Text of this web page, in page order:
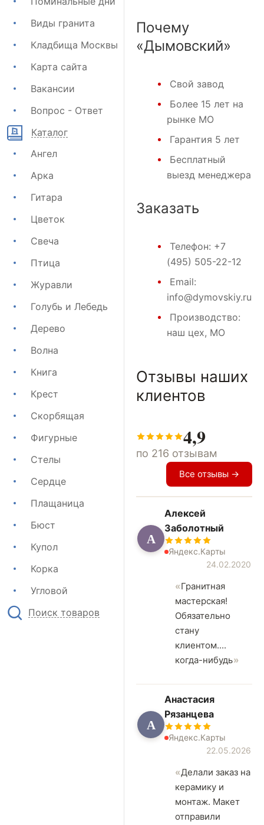
Виды гранита
Кладбища Москвы
Карта сайта
Вакансии
Вопрос - Ответ
Каталог
Ангел
Арка
Гитара
Цветок
Свеча
Птица
Журавли
Голубь и Лебедь
Дерево
Волна
Книга
Крест
Скорбящая
Фигурные
Стелы
Сердце
Плащаница
Бюст
Купол
Корка
Угловой
Поиск товаров
Почему
«Дымовский»
Свой завод
Более 15 лет на
рынке МО
Гарантия 5 лет
Бесплатный
выезд менеджера
Заказать
Телефон: +7
(495) 505-22-12
Email:
info@dymovskiy.ru
Производство:
наш цех, МО
Отзывы наших
клиентов
4,9
по 216 отзывам
Все отзывы →
А
Алексей
Заболотный
Яндекс.Карты
24.02.2020
Гранитная
мастерская!
Обязательно
стану
клиентом....
когда-нибудь
А
Анастасия
Рязанцева
Яндекс.Карты
22.05.2026
Делали заказ на
керамику и
монтаж. Макет
отправили